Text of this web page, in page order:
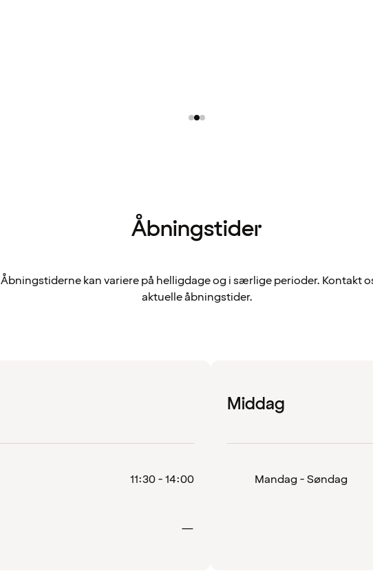
Åbningstider
Åbningstiderne kan variere på helligdage og i særlige perioder. Kontakt
aktuelle åbningstider.
11:30 - 14:00
—
Middag
Mandag - Søndag